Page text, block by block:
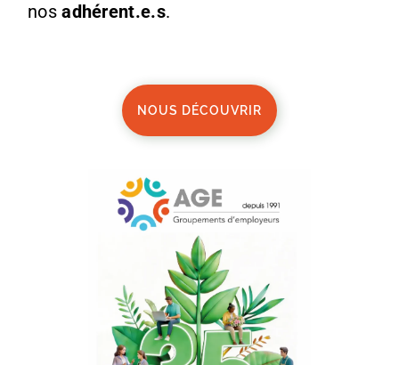
nosadhérent.e.s.
NOUS DÉCOUVRIR